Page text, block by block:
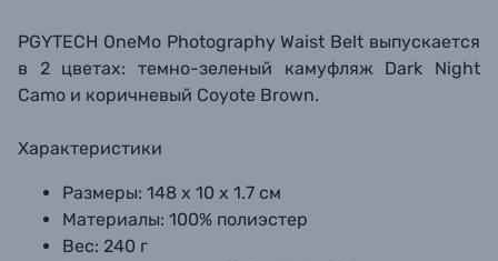
PGYTECH OneMo Photography Waist Belt выпускается
в 2 цветах: темно-зеленый камуфляж Dark Night
Camo и коричневый Coyote Brown.
Характеристики
Размеры: 148 х 10 х 1.7 см
Материалы: 100% полиэстер
Вес: 240 г